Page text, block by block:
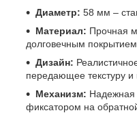
Диаметр: 58 мм –
Материал: Прочная
долговечным покрытием.
Дизайн:
передающее текстуру и
Механизм: Надежная
фиксатором на